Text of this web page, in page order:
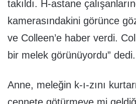
takıldı. H-astane
kamerasındakini görünce
ve Colleen’e haber verdi.
bir melek görünüyordu” dedi.
Anne, meleğin k-ı-zını